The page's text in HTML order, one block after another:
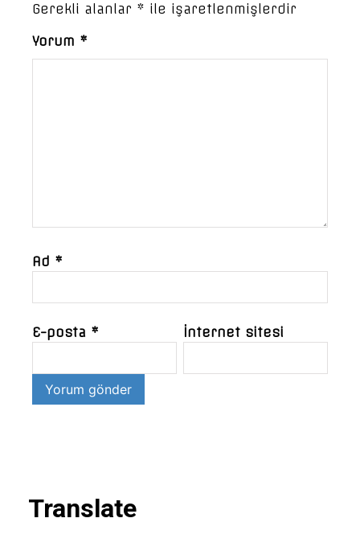
Gerekli alanlar * ile işaretlenmişlerdir
Yorum *
Ad *
E-posta * İnternet sitesi
Translate